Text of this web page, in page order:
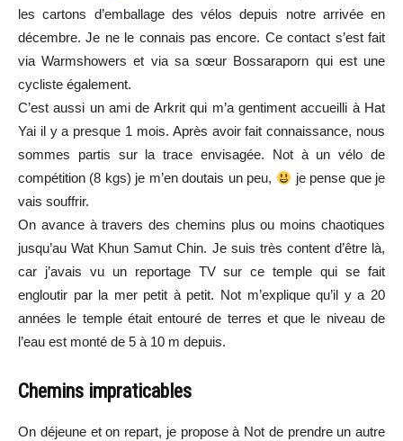
les cartons d’emballage des vélos depuis notre arrivée en
décembre. Je ne le connais pas encore. Ce contact s’est fait
via Warmshowers et via sa sœur Bossaraporn qui est une
cycliste également.
C’est aussi un ami de Arkrit qui m’a gentiment accueilli à Hat
Yai il y a presque 1 mois. Après avoir fait connaissance, nous
sommes partis sur la trace envisagée. Not à un vélo de
compétition (8 kgs) je m’en doutais un peu,
je pense que je
vais souffrir.
On avance à travers des chemins plus ou moins chaotiques
jusqu’au Wat Khun Samut Chin. Je suis très content d’être là,
car j’avais vu un reportage TV sur ce temple qui se fait
engloutir par la mer petit à petit. Not m’explique qu’il y a 20
années le temple était entouré de terres et que le niveau de
l’eau est monté de 5 à 10 m depuis.
Chemins impraticables
On déjeune et on repart, je propose à Not de prendre un autre